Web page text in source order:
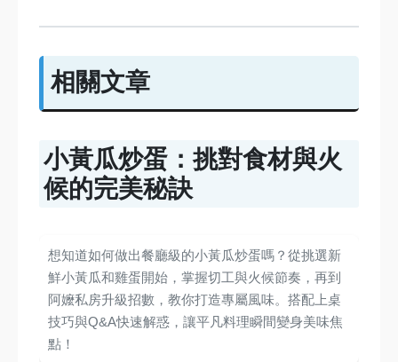
相關文章
小黃瓜炒蛋：挑對食材與火
候的完美秘訣
想知道如何做出餐廳級的小黃瓜炒蛋嗎？從挑選新
鮮小黃瓜和雞蛋開始，掌握切工與火候節奏，再到
阿嬤私房升級招數，教你打造專屬風味。搭配上桌
技巧與Q&A快速解惑，讓平凡料理瞬間變身美味焦
點！